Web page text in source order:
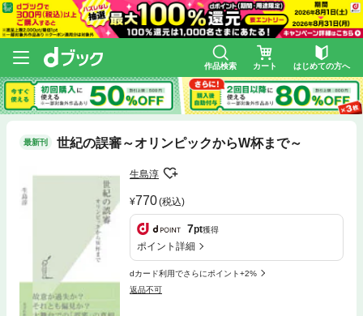
作品検索 カート はじめての方へ
最新刊 世紀の誤審～オリンピックからW杯まで～
生島淳
770(税込)
7pt獲得
ポイント詳細
dカード利用でさらにポイント+2%
返品不可